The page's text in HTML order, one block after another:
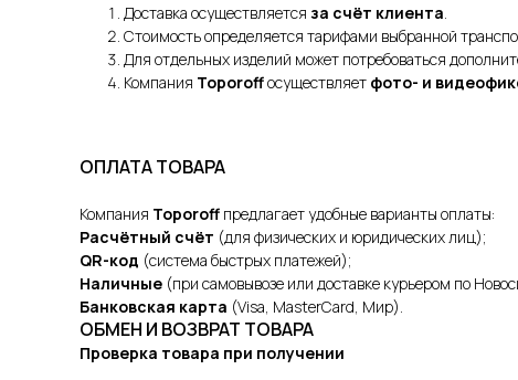
Доставка осуществляется за счёт клиента.
Стоимость определяется тарифами выбранной
Для отдельных изделий может потребоваться
Компания Toporoffосуществляет фото- и
ОПЛАТА ТОВАРА
Компания Toporoff предлагает удобные варианты оплаты:
Расчётный счёт (для физических и юридических лиц);
QR-код (система быстрых платежей);
Наличные (при самовывозе или доставке курьером по
Банковская карта (Visa, MasterCard, Мир).
ОБМЕН И ВОЗВРАТ ТОВАРА
Проверка товара при получении